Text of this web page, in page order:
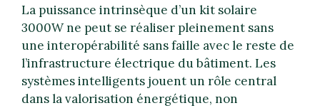
La puissance intrinsèque d’un kit solaire
3000W ne peut se réaliser pleinement sans
une interopérabilité sans faille avec le reste de
l’infrastructure électrique du bâtiment. Les
systèmes intelligents jouent un rôle central
dans la valorisation énergétique, non